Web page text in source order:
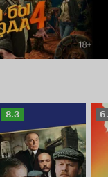
Рейтинг
Кинопоиска
8.3
8.3